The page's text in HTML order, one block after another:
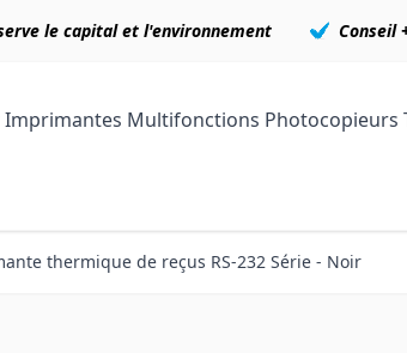
le capital et l'environnement Conseil
Imprimantes Multifonctions Photocopieurs
thermique de reçus RS-232 Série - Noir